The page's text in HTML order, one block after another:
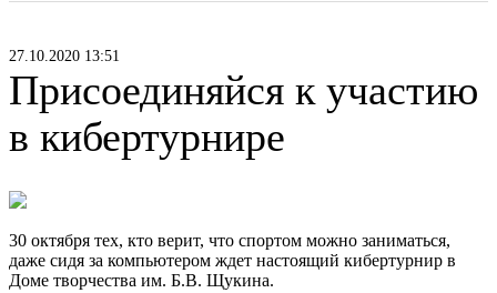
27.10.2020 13:51
Присоединяйся к участию
в кибертурнире
30 октября тех, кто верит, что спортом можно заниматься,
даже сидя за компьютером ждет настоящий кибертурнир в
Доме творчества им. Б.В. Щукина.